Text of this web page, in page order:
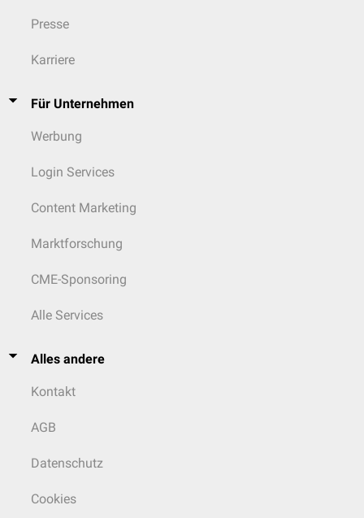
Presse
Karriere
Für Unternehmen
Werbung
Login Services
Content Marketing
Marktforschung
CME-Sponsoring
Alle Services
Alles andere
Kontakt
AGB
Datenschutz
Cookies